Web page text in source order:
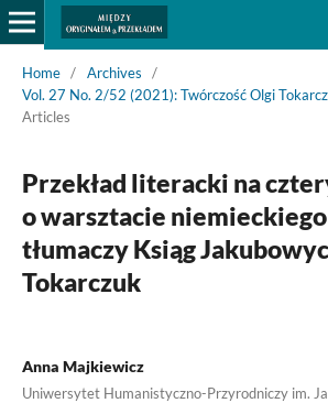
Home / Archives
/
Vol. 27 No. 2/52 (2021): Twórczość Olgi
Articles
Przekład literacki na
o warsztacie
tłumaczy Ksiąg
Tokarczuk
Anna Majkiewicz
Uniwersytet Humanistyczno-Przyrodniczy im.